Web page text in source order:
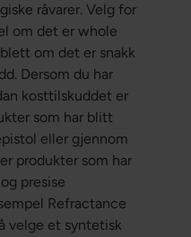
råvarer. Velg for
om det er whole
om det er snakk
Dersom du har
kosttilskuddet er
som har blitt
eller gjennom
produkter som har
presise
Refractance
velge et syntetisk